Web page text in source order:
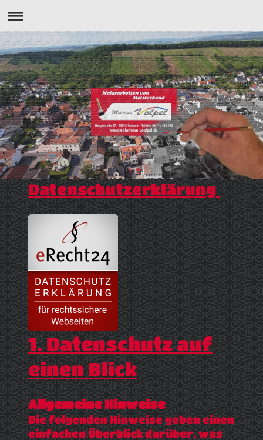
Datenschutzerklärung
1. Datenschutz auf
einen Blick
Allgemeine Hinweise
Die folgenden Hinweise geben einen
einfachen Überblick darüber, was